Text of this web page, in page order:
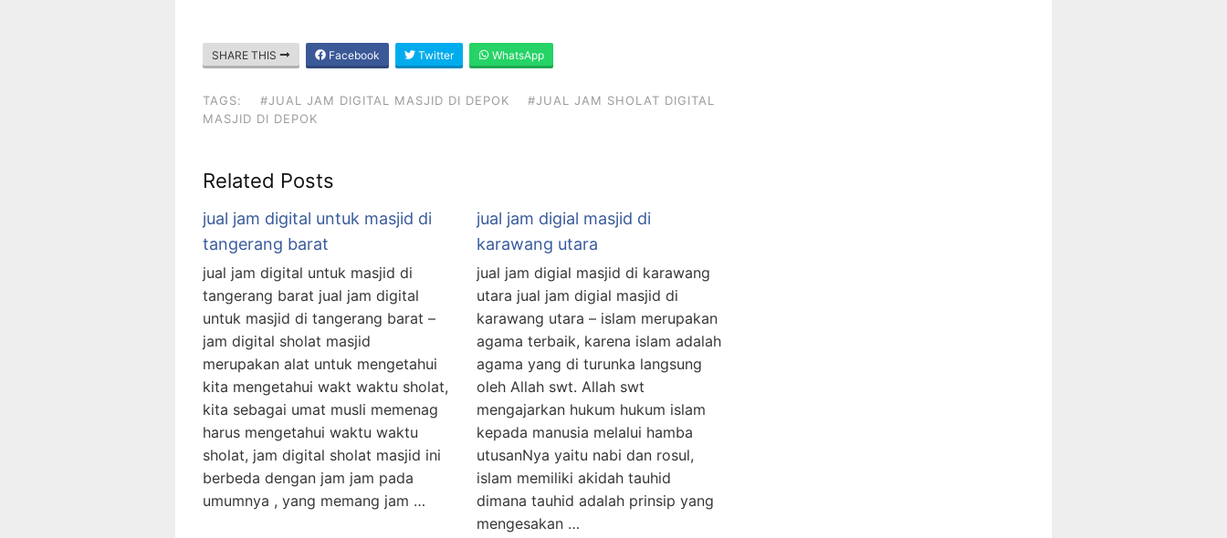
SHARE THIS Facebook Twitter WhatsApp
TAGS: #JUAL JAM DIGITAL MASJID DI DEPOK
#JUAL JAM SHOLAT DIGITAL
MASJID DI DEPOK
Related Posts
jual jam digital untuk masjid di
tangerang barat
jual jam digital untuk masjid di
tangerang barat jual jam digital
untuk masjid di tangerang barat –
jam digital sholat masjid
merupakan alat untuk mengetahui
kita mengetahui wakt waktu sholat,
kita sebagai umat musli memenag
harus mengetahui waktu waktu
sholat, jam digital sholat masjid ini
berbeda dengan jam jam pada
umumnya , yang memang jam …
jual jam digial masjid di
karawang utara
jual jam digial masjid di karawang
utara jual jam digial masjid di
karawang utara – islam merupakan
agama terbaik, karena islam adalah
agama yang di turunka langsung
oleh Allah swt. Allah swt
mengajarkan hukum hukum islam
kepada manusia melalui hamba
utusanNya yaitu nabi dan rosul,
islam memiliki akidah tauhid
dimana tauhid adalah prinsip yang
mengesakan …